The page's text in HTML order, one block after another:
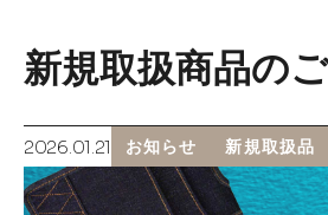
取扱メーカー
金井産業の強み
新規取扱商品の
2026.01.21 お知らせ 新規取扱品